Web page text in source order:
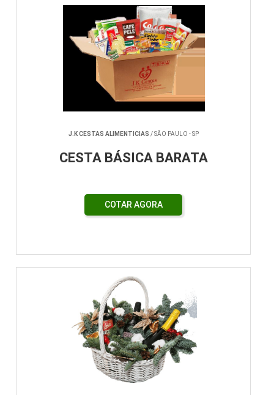
J.K CESTAS ALIMENTICIAS / SÃO PAULO - SP
CESTA BÁSICA BARATA
COTAR AGORA